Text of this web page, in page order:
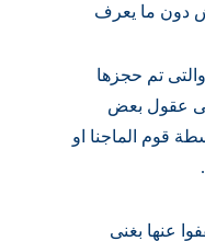
ما يعرف
تم حجزها
بعض
الماجنا او
بغنى